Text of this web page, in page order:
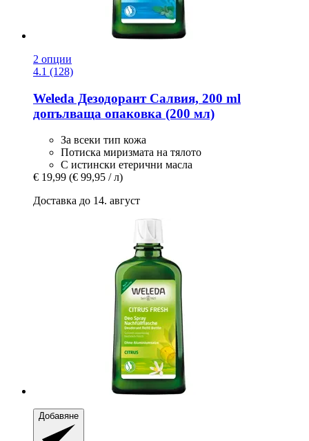
2 опции
4.1 (128)
Weleda Дезодорант Салвия, 200 ml
допълваща опаковка (200 мл)
За всеки тип кожа
Потиска миризмата на тялото
С истински етерични масла
€ 19,99 (€ 99,95 / л)
Доставка до 14. август
Добавяне